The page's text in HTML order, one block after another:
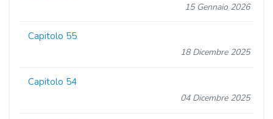
15 Gennaio 2026
Capitolo 55
18 Dicembre 2025
Capitolo 54
04 Dicembre 2025